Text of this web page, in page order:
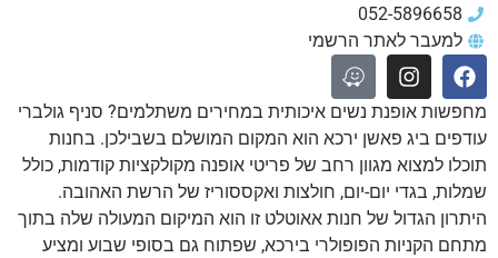
052-5896658
למעבר לאתר הרשמי
מחפשות אופנת נשים איכותית במחירים משתלמים? סניף גולברי
עודפים ביג פאשן ירכא הוא המקום המושלם בשבילכן. בחנות
תוכלו למצוא מגוון רחב של פריטי אופנה מקולקציות קודמות, כולל
שמלות, בגדי יום-יום, חולצות ואקססוריז של הרשת האהובה.
היתרון הגדול של חנות אאוטלט זו הוא המיקום המעולה שלה בתוך
מתחם הקניות הפופולרי בירכא, שפתוח גם בסופי שבוע ומציע